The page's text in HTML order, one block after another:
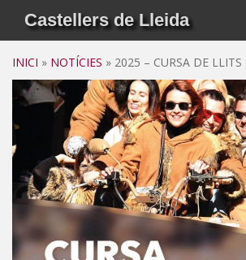
Castellers de Lleida
INICI » NOTÍCIES » 2025 – CURSA DE LLITS